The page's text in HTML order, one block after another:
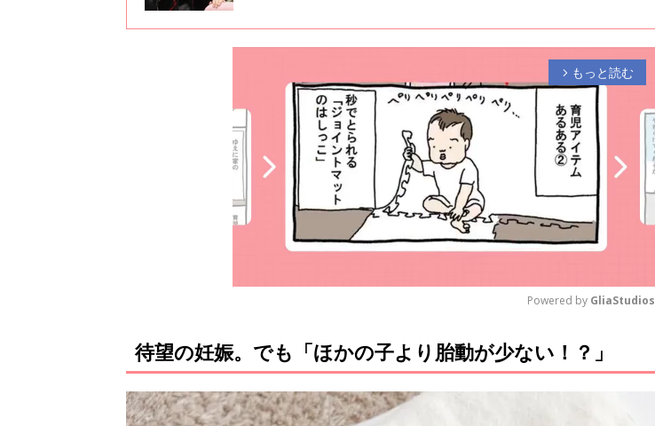
arrow_forward_ios もっと読む
M
u
Powered by GliaStudios
待望の妊娠。でも「ほかの子より胎動が少ない！？」